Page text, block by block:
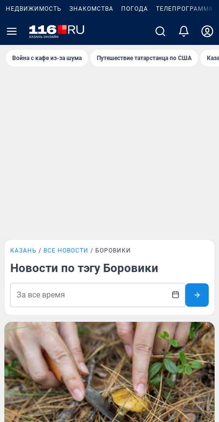
НЕДВИЖИМОСТЬ ЗНАКОМСТВА ПОГОДА ТЕЛЕПРОГРАММА
Война с кафе из-за шума Путешествие татарстанца по США
КАЗАНЬ ВСЕ НОВОСТИ БОРОВИКИ
Новости по тэгу Боровики